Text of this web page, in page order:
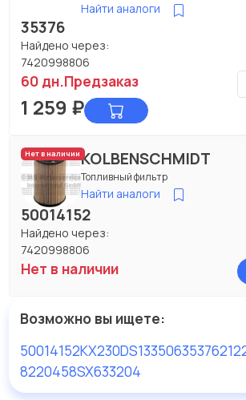
Найти аналоги
35376
Найдено через:
7420998806
60 дн.Предзаказ
1 259 ₽
Нет в наличииKOLBENSCHMIDT
Топливный фильтр
Найти аналоги
50014152
Найдено через:
7420998806
Нет в наличии
Возможно вы ищете:
50014152KX230DS13350635376
8220458SX633204